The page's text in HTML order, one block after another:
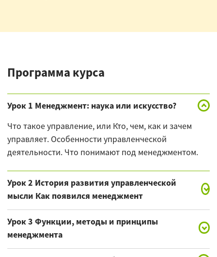
Программа курса
Урок 1 Менеджмент: наука или искусство?
Что такое управление, или Кто, чем, как и зачем
управляет. Особенности управленческой
деятельности. Что понимают под менеджментом.
Урок 2 История развития управленческой
мысли Как появился менеджмент
Школа научного управления (Ф. У. Тейлор).
Классическая школа управления (Н. Файоль). Школа
Урок 3 Функции, методы и принципы
менеджмента
Основные функции управления (планирование,